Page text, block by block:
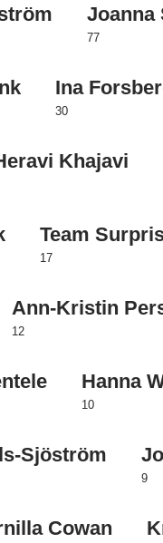
Joanna
77
Ina
30
Khajavi
Team
17
Ann-Kristin
12
Hanna
10
Sjöström
9
Cowan